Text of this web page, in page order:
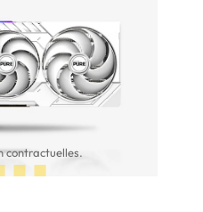
contractuelles.